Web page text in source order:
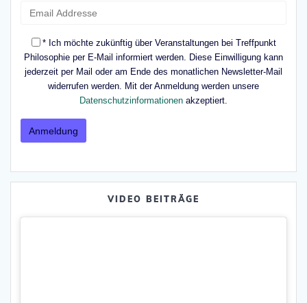
* Ich möchte zukünftig über Veranstaltungen bei Treffpunkt
Philosophie per E-Mail informiert werden. Diese Einwilligung kann
jederzeit per Mail oder am Ende des monatlichen Newsletter-Mail
widerrufen werden. Mit der Anmeldung werden unsere
Datenschutzinformationen akzeptiert.
VIDEO BEITRÄGE